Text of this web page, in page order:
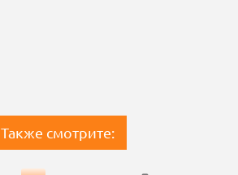
Также смотрите: